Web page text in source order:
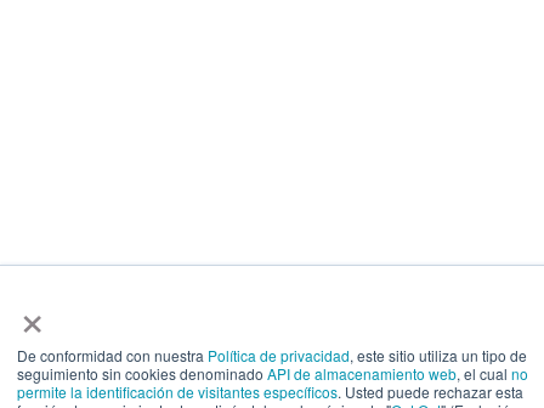
×
De conformidad con nuestra Política de privacidad, este sitio utiliza un tipo de
seguimiento sin cookies denominado API de almacenamiento web, el cual no
permite la identificación de visitantes específicos. Usted puede rechazar esta